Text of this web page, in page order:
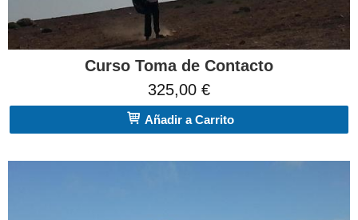
Curso Toma de Contacto
325,00 €
Añadir a Carrito